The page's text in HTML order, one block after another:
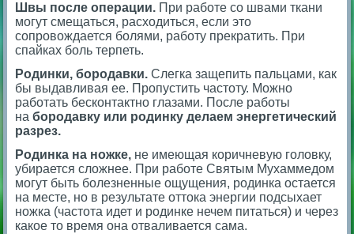
Швы после операции. При работе со швами ткани
могут смещаться, расходиться, если это
сопровождается болями, работу прекратить. При
спайках боль терпеть.
Родинки, бородавки. Слегка защепить пальцами, как
бы выдавливая ее. Пропустить частоту. Можно
работать бесконтактно глазами. После работы
набородавку или родинку делаем энергетический
разрез.
Родинка на ножке, не имеющая коричневую головку,
убирается сложнее. При работе Святым Мухаммедом
могут быть болезненные ощущения, родинка остается
на месте, но в результате оттока энергии подсыхает
ножка (частота идет и родинке нечем питаться) и через
какое то время она отваливается сама.